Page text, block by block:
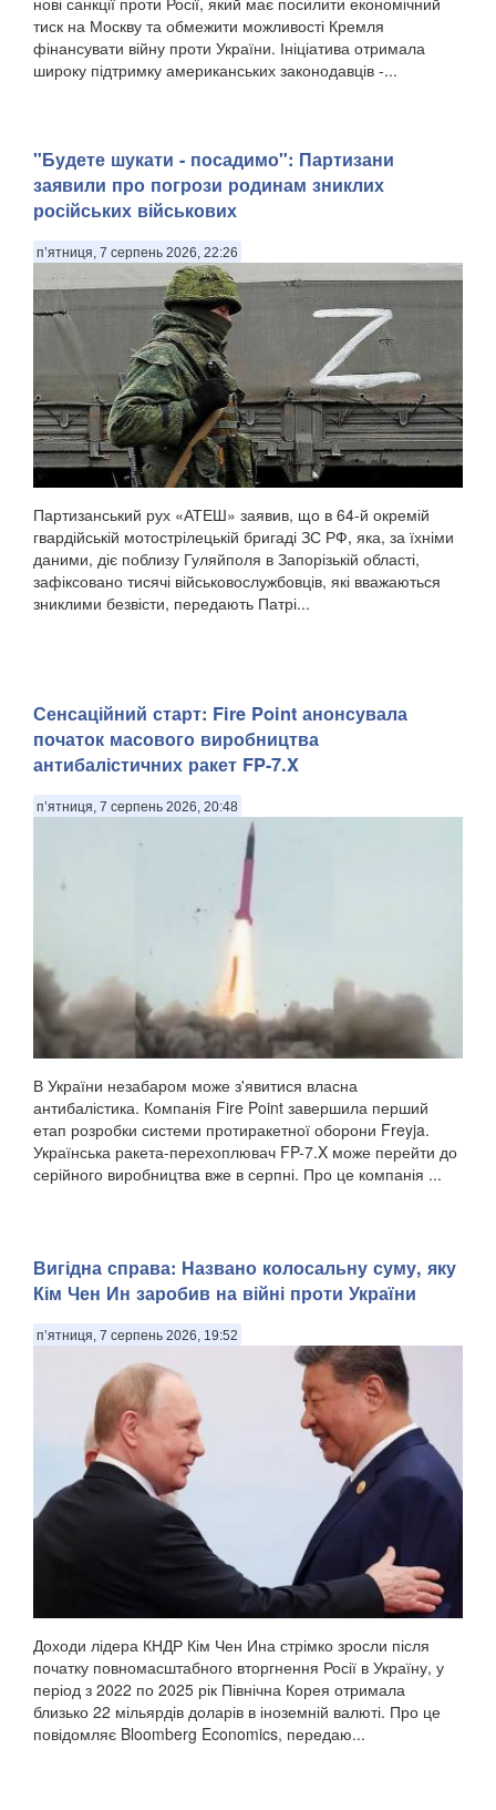
тиск на Москву та обмежити можливості Кремля
фінансувати війну проти України. Ініціатива отримала
широку підтримку американських законодавців -...
"Будете шукати - посадимо": Партизани
заявили про погрози родинам зниклих
російських військових
п’ятниця, 7 серпень 2026, 22:26
Партизанський рух «АТЕШ» заявив, що в 64-й окремій
гвардійській мотострілецькій бригаді ЗС РФ, яка, за їхніми
даними, діє поблизу Гуляйполя в Запорізькій області,
зафіксовано тисячі військовослужбовців, які вважаються
зниклими безвісти, передають Патрі...
Сенсаційний старт: Fire Point анонсувала
початок масового виробництва
антибалістичних ракет FP-7.X
п’ятниця, 7 серпень 2026, 20:48
В України незабаром може з'явитися власна
антибалістика. Компанія Fire Point завершила перший
етап розробки системи протиракетної оборони Freyja.
Українська ракета-перехоплювач FP-7.X може перейти до
серійного виробництва вже в серпні. Про це компанія ...
Вигідна справа: Названо колосальну суму, яку
Кім Чен Ин заробив на війні проти України
п’ятниця, 7 серпень 2026, 19:52
Доходи лідера КНДР Кім Чен Ина стрімко зросли після
початку повномасштабного вторгнення Росії в Україну, у
період з 2022 по 2025 рік Північна Корея отримала
близько 22 мільярдів доларів в іноземній валюті. Про це
повідомляє Bloomberg Economics, передаю...